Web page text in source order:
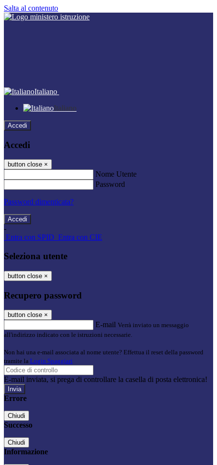
Salta al contenuto
Italiano
Italiano
Accedi
Accedi
button close ×
Nome Utente
Password
Password dimenticata?
-
Entra con SPID Entra con CIE
Seleziona utente
button close ×
Recupero password
button close ×
E-mail Verrà inviato un messaggio
all'indirizzo indicato con le istruzioni necessarie.
Non hai una e-mail associata al nome utente? Effettua il reset della password
tramite la Login Spaggiari
E-mail inviata, si prega di controllare la casella di posta elettronica!
Errore
Chiudi
Successo
Chiudi
Informazione